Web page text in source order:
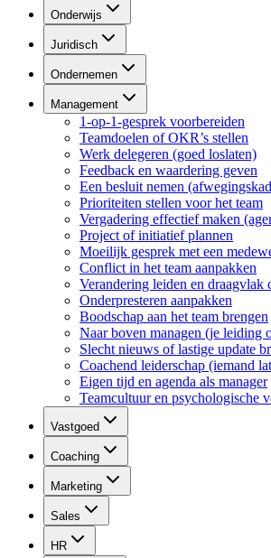
Onderwijs
Juridisch
Ondernemen
Management
1-op-1-gesprek voorbereiden
Teamdoelen of OKR’s stellen
Werk delegeren (goed loslaten)
Feedback en waardering geven
Een besluit nemen
Prioriteiten stellen voor het team
Vergadering effectief maken
Project of initiatief plannen
Moeilijk gesprek met een
Conflict in het team aanpakken
Verandering leiden en draagvlak
Onderpresteren aanpakken
Boodschap aan het team brengen
Naar boven managen (je leiding
Slecht nieuws of lastige update
Coachend leiderschap (iemand
Eigen tijd en agenda als manager
Teamcultuur en psychologische
Vastgoed
Coaching
Marketing
Sales
HR